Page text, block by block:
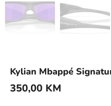
Kylian Mbappé
350,00 KM